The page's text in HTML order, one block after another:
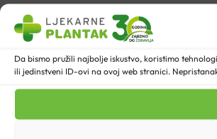
Da bismo pružili najbolje iskustvo, koristimo
ili jedinstveni ID-ovi na ovoj web stranici.